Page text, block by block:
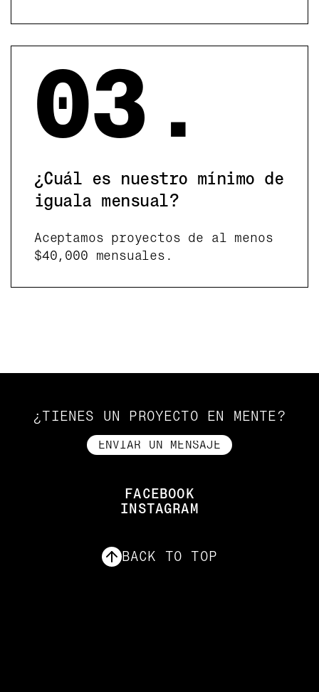
03.
¿Cuál es nuestro mínimo de
iguala mensual?
Aceptamos proyectos de al menos
$40,000 mensuales.
¿TIENES UN PROYECTO EN MENTE?
ENVIAR UN MENSAJE
FACEBOOK
INSTAGRAM
BACK TO TOP